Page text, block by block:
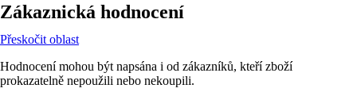
Zákaznická hodnocení
Přeskočit oblast
Hodnocení mohou být napsána i od zákazníků, kteří zboží
prokazatelně nepoužili nebo nekoupili.